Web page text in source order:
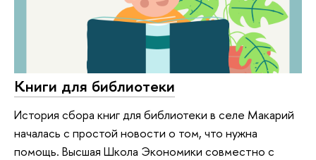
Книги для библиотеки
История сбора книг для библиотеки в селе Макарий
началась с простой новости о том, что нужна
помощь. Высшая Школа Экономики совместно с